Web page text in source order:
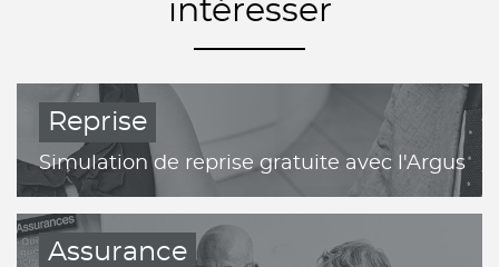
intéresser
Reprise
Simulation de reprise gratuite avec l'Argus
Assurance